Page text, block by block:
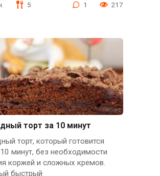
5 1 217
торт за 10 минут
торт, который готовится
минут, без необходимости
коржей и сложных кремов.
быстрый